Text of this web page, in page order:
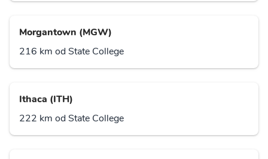
Morgantown (MGW)
216 km od State College
Ithaca (ITH)
222 km od State College